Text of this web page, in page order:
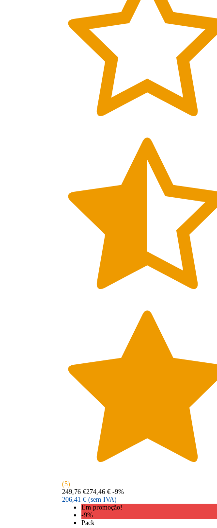
(5)
249,76 €274,46 € -9%
206,41 € (sem IVA)
Em promoção!
-9%
Pack